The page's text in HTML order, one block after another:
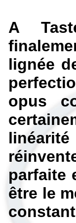
A
lignée
opus
parfaite
être le